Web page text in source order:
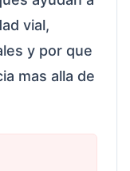
vial,
y por que
mas alla de